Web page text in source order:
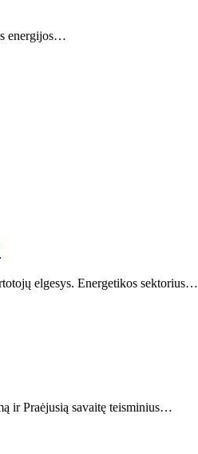
energijos…
elgesys. Energetikos sektorius…
ir Praėjusią savaitę teisminius…